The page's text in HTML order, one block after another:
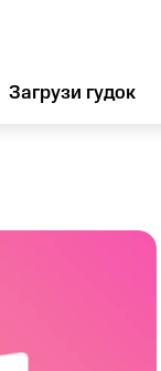
Загрузи гудок